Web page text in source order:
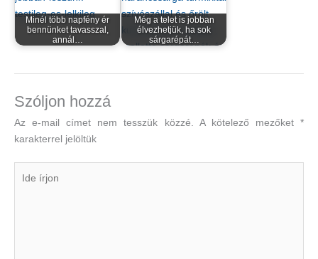
Minél több napfény ér
bennünket tavasszal,
annál…
Még a telet is jobban
élvezhetjük, ha sok
sárgarépát…
Szóljon hozzá
Az e-mail címet nem tesszük közzé. A kötelező mezőket*
karakterrel jelöltük